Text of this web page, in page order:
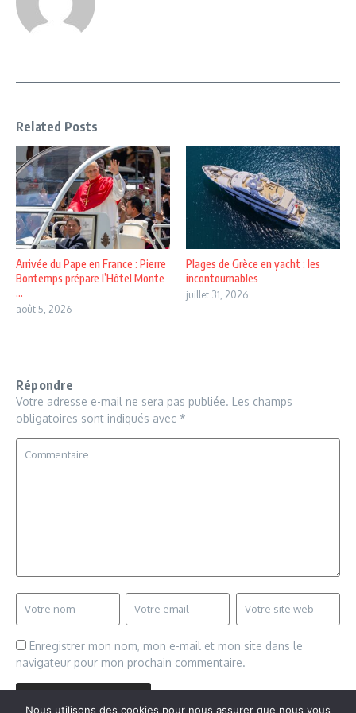
Related Posts
Arrivée du Pape en France : Pierre
Bontemps prépare l’Hôtel Monte
...
août 5, 2026
Plages de Grèce en yacht : les
incontournables
juillet 31, 2026
Répondre
Votre adresse e-mail ne sera pas publiée. Les champs
obligatoires sont indiqués avec *
Enregistrer mon nom, mon e-mail et mon site dans le
navigateur pour mon prochain commentaire.
Nous utilisons des cookies pour nous assurer que nous vous